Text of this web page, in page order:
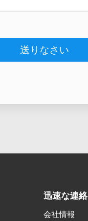
送りなさい
迅速な連絡
会社情報